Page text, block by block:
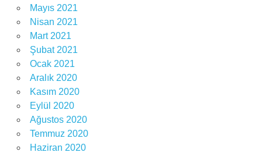
Mayıs 2021
Nisan 2021
Mart 2021
Şubat 2021
Ocak 2021
Aralık 2020
Kasım 2020
Eylül 2020
Ağustos 2020
Temmuz 2020
Haziran 2020